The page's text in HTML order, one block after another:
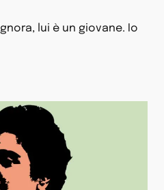
lui è un giovane. Io